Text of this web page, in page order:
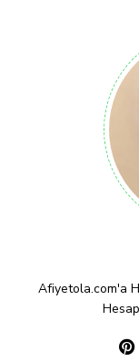
Afiyetola.com'a